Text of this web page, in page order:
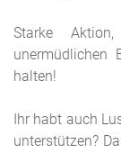
Starke
unermüdlichen
halten!
Ihr habt auch
unterstützen?